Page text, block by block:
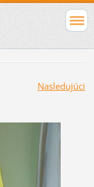
Nasledujúci